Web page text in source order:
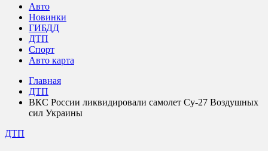
Авто
Новинки
ГИБДД
ДТП
Спорт
Авто карта
Главная
ДТП
ВКС России ликвидировали самолет Су-27 Воздушных
сил Украины
ДТП